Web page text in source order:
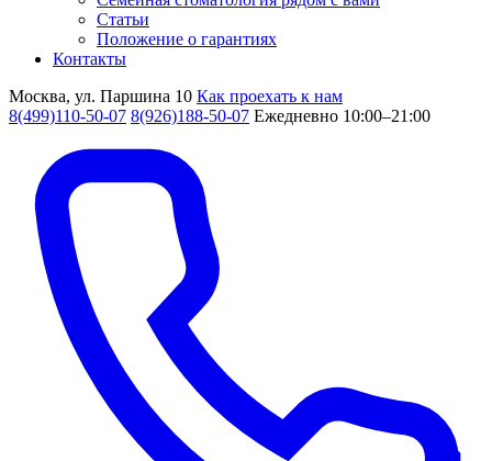
Статьи
Положение о гарантиях
Контакты
Москва, ул. Паршина 10 Как проехать к нам
8(499)110-50-07 8(926)188-50-07 Ежедневно 10:00–21:00